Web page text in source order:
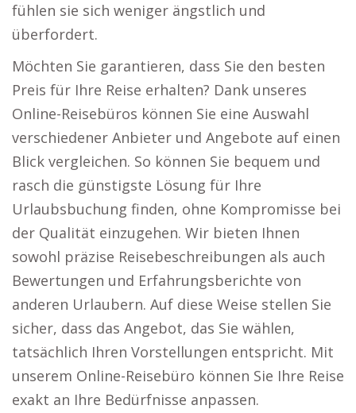
fühlen sie sich weniger ängstlich und
überfordert.
Möchten Sie garantieren, dass Sie den besten
Preis für Ihre Reise erhalten? Dank unseres
Online-Reisebüros können Sie eine Auswahl
verschiedener Anbieter und Angebote auf einen
Blick vergleichen. So können Sie bequem und
rasch die günstigste Lösung für Ihre
Urlaubsbuchung finden, ohne Kompromisse bei
der Qualität einzugehen. Wir bieten Ihnen
sowohl präzise Reisebeschreibungen als auch
Bewertungen und Erfahrungsberichte von
anderen Urlaubern. Auf diese Weise stellen Sie
sicher, dass das Angebot, das Sie wählen,
tatsächlich Ihren Vorstellungen entspricht. Mit
unserem Online-Reisebüro können Sie Ihre Reise
exakt an Ihre Bedürfnisse anpassen.